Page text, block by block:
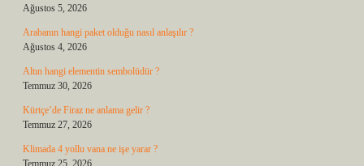
Ağustos 5, 2026
Arabanın hangi paket olduğu nasıl anlaşılır ?
Ağustos 4, 2026
Altın hangi elementin sembolüdür ?
Temmuz 30, 2026
Kürtçe’de Firaz ne anlama gelir ?
Temmuz 27, 2026
Klimada 4 yollu vana ne işe yarar ?
Temmuz 25, 2026